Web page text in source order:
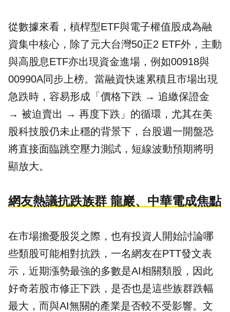
從數據來看，槓桿型ETF與電子權值股成為融
資集中核心，除了元大台灣50正2 ETF外，主動
與高股息ETF亦出現資金進場，例如00918與
00990A同步上榜。當融資快速累積且市場出現
急跌時，容易形成「價格下跌 → 追繳保證金
→ 被迫賣出 → 再度下跌」的循環，尤其在美
股科技股仍未止穩的背景下，台股週一開盤恐
將直接面臨跳空壓力測試，短線波動預期將明
顯放大。
網友熱議抗跌族群 龍巖、中華電成焦點
在市場擔憂股災之際，也有投資人開始討論哪
些類股可能相對抗跌，一名網友在PTT發文表
示，近期漲勢最強的多數是AI相關類股，因此
好奇若股市修正下跌，是否也是這些族群跌幅
最大，而與AI無關的產業是否較不受影響。文